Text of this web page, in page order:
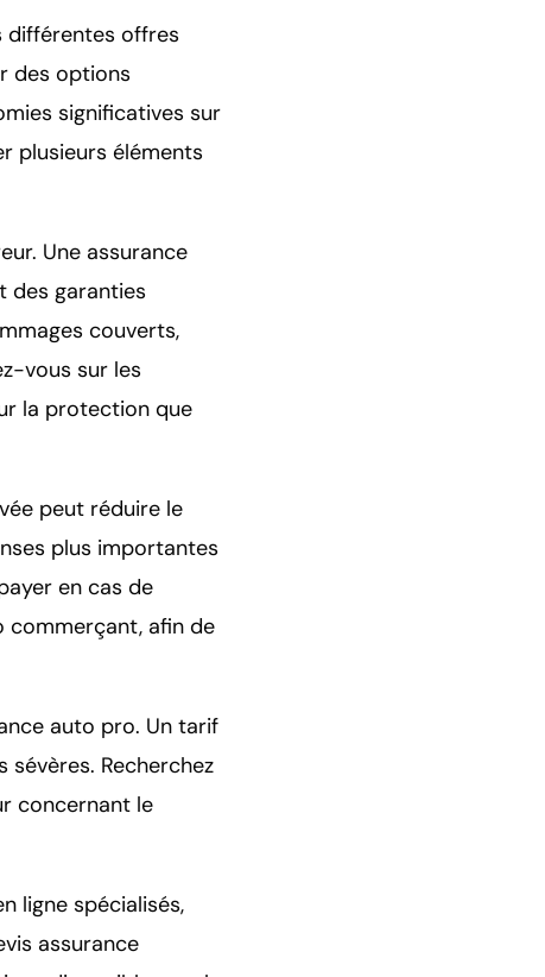
différentes offres
des options
significatives sur
plusieurs éléments
Une assurance
des garanties
couverts,
vous sur les
la protection que
peut réduire le
plus importantes
en cas de
commerçant, afin de
auto pro. Un tarif
Recherchez
concernant le
ligne spécialisés,
assurance